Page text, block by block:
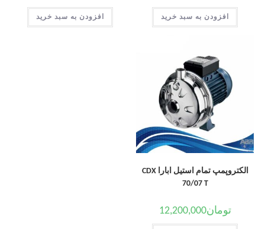
افزودن به سبد خرید افزودن به سبد خرید
الکتروپمپ تمام استیل ابارا CDX
70/07 T
تومان12,200,000